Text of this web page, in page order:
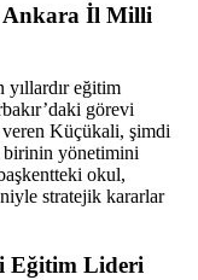
Ankara İl Milli
eğitim
görevi
Küçükali, şimdi
birinin yönetimini
okul,
stratejik kararlar
Eğitim Lideri